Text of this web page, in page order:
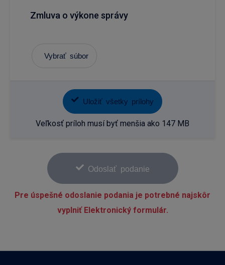
Zmluva o výkone správy
Vybrať súbor
Uložiť všetky prílohy
Veľkosť príloh musí byť menšia ako 147 MB
Odoslať podanie
Pre úspešné odoslanie podania je potrebné najskôr
vyplniť Elektronický formulár.